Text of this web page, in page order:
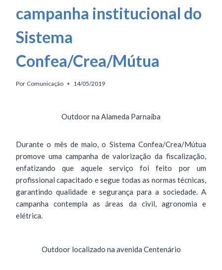
campanha institucional do
Sistema
Confea/Crea/Mútua
Por Comunicação 14/05/2019
Outdoor na Alameda Parnaíba
Durante o mês de maio, o Sistema Confea/Crea/Mútua
promove uma campanha de valorização da fiscalização,
enfatizando que aquele serviço foi feito por um
profissional capacitado e segue todas as normas técnicas,
garantindo qualidade e segurança para a sociedade. A
campanha contempla as áreas da civil, agronomia e
elétrica.
Outdoor localizado na avenida Centenário